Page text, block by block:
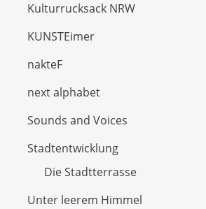
Kulturrucksack NRW
KUNSTEimer
nakteF
next alphabet
Sounds and Voices
Stadtentwicklung
Die Stadtterrasse
Unter leerem Himmel